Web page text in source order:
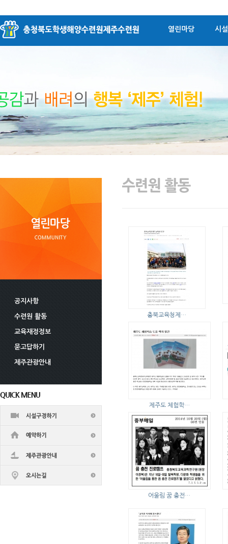
열린마당 시
공지사항
수련원 활동
교육재정정보
묻고답하기
제주관광안내
충북교육청제…
제주도 체험학…
어울림 꿈 충전…